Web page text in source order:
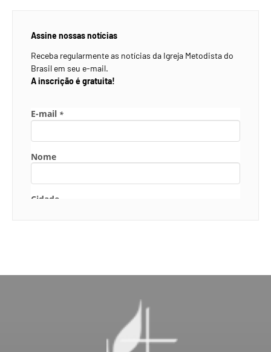
Assine nossas notícias
Receba regularmente as notícias da Igreja Metodista do
Brasil em seu e-mail.
A inscrição é gratuita!